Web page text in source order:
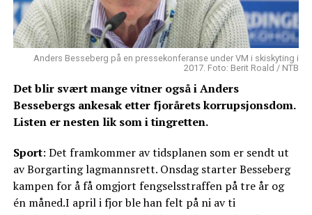
Anders Besseberg på en pressekonferanse under VM i skiskyting i
2017. Foto: Berit Roald / NTB
Det blir svært mange vitner også i Anders
Bessebergs ankesak etter fjorårets korrupsjonsdom.
Listen er nesten lik som i tingretten.
Sport: Det framkommer av tidsplanen som er sendt ut
av Borgarting lagmannsrett. Onsdag starter Besseberg
kampen for å få omgjort fengselsstraffen på tre år og
én måned.I april i fjor ble han felt på ni av ti